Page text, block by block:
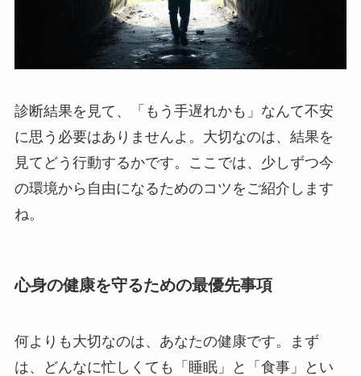
診断結果を見て、「もう手遅れかも」なんて不安
に思う必要はありませんよ。大切なのは、結果を
見てどう行動するかです。ここでは、少しずつ今
の環境から自由になるためのコツをご紹介します
ね。
心身の健康を守るための最優先事項
何よりも大切なのは、あなたの健康です。まず
は、どんなに忙しくても「睡眠」と「食事」とい